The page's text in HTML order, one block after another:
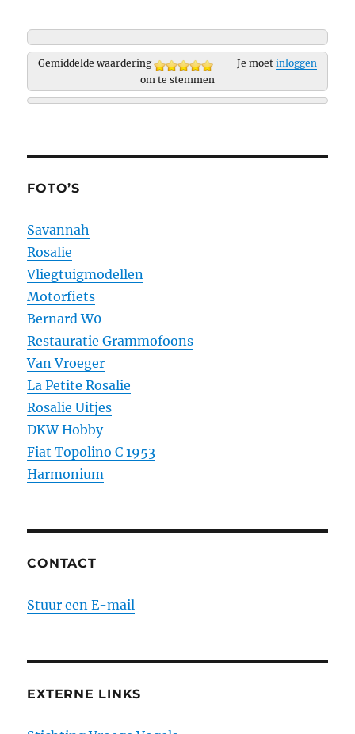
Gemiddelde waardering Je moet inloggen
om te stemmen
FOTO’S
Savannah
Rosalie
Vliegtuigmodellen
Motorfiets
Bernard W0
Restauratie Grammofoons
Van Vroeger
La Petite Rosalie
Rosalie Uitjes
DKW Hobby
Fiat Topolino C 1953
Harmonium
CONTACT
Stuur een E-mail
EXTERNE LINKS